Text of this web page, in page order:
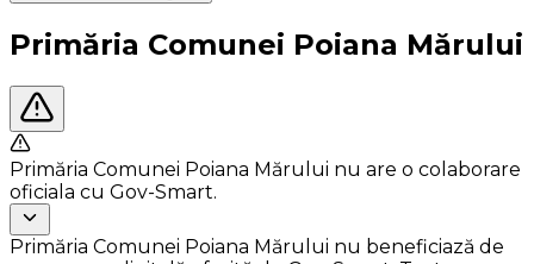
Primăria Comunei Poiana Mărului
Primăria Comunei Poiana Mărului nu are o colaborare
oficiala cu Gov-Smart.
Primăria Comunei Poiana Mărului nu beneficiază de